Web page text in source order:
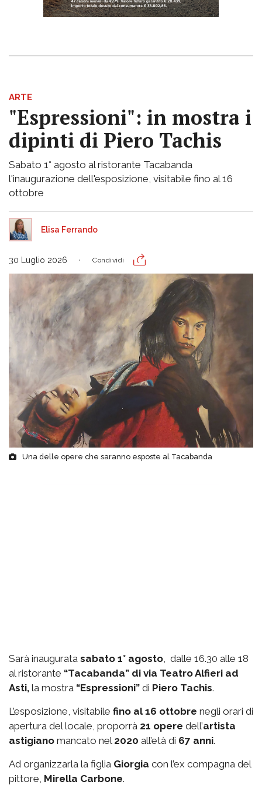
ARTE
"Espressioni": in mostra i
dipinti di Piero Tachis
Sabato 1° agosto al ristorante Tacabanda
l'inaugurazione dell'esposizione, visitabile fino al 16
ottobre
Elisa Ferrando
30 Luglio 2026 Condividi
Una delle opere che saranno esposte al Tacabanda
Sarà inaugurata sabato 1° agosto , dalle 16.30 alle 18
al ristorante “Tacabanda” di via Teatro Alfieri ad
Asti, la mostra “Espressioni” di Piero Tachis.
L’esposizione, visitabile fino al 16 ottobre negli orari di
apertura del locale, proporrà 21 opere dell’artista
astigiano mancato nel 2020 all’età di 67 anni.
Ad organizzarla la figlia Giorgia con l’ex compagna del
pittore, Mirella Carbone.